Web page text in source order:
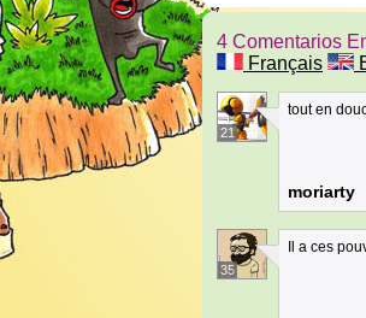
4 Comentarios
Français
21
tout en
moriarty
35
Il a ces